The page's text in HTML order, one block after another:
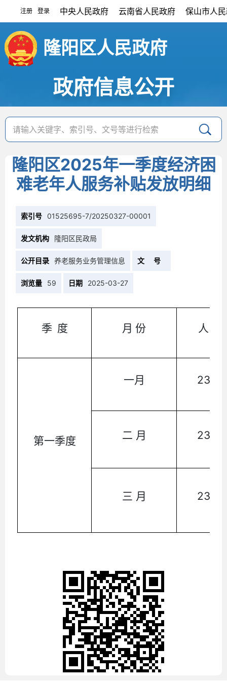
注册 登录 中央人民政府 云南省人民政府 保山市人
隆阳区人民政府
政府信息公开
隆阳区2025年一季度经济困
难老年人服务补贴发放明细
索引号 01525695-7/20250327-00001
发文机构 隆阳区民政局
公开目录 养老服务业务管理信息 文 号
浏览量 59 日期 2025-03-27
季 度 月 份 人 数
第一季度
一月 2323
二 月 2329
三 月 2307